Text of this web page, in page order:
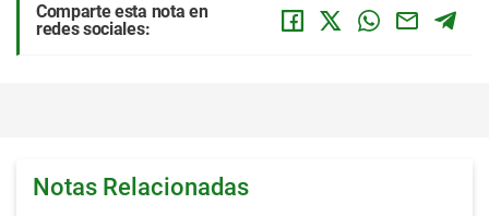
Comparte esta nota en
redes sociales:
Notas Relacionadas